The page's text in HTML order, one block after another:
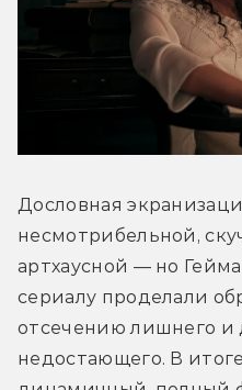
Дословная
несмотрибельной,
артхаусной — но
сериалу проделали
отсечению лишнего и
недостающего. В